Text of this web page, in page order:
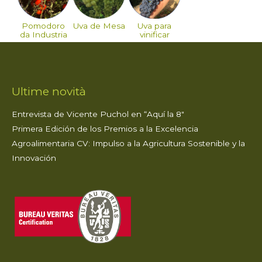
Pomodoro
da Industria
Uva de Mesa
Uva para
vinificar
Ultime novità
Entrevista de Vicente Puchol en “Aquí la 8″
Primera Edición de los Premios a la Excelencia
Agroalimentaria CV: Impulso a la Agricultura Sostenible y la
Innovación